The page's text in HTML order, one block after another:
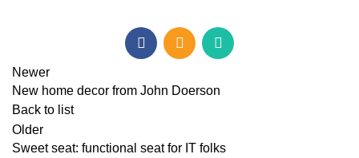
Newer
New home decor from John Doerson
Back to list
Older
Sweet seat: functional seat for IT folks